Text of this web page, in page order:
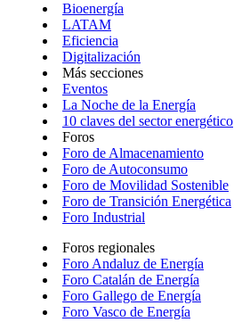
Bioenergía
LATAM
Eficiencia
Digitalización
Más secciones
Eventos
La Noche de la Energía
10 claves del sector energético
Foros
Foro de Almacenamiento
Foro de Autoconsumo
Foro de Movilidad Sostenible
Foro de Transición Energética
Foro Industrial
Foros regionales
Foro Andaluz de Energía
Foro Catalán de Energía
Foro Gallego de Energía
Foro Vasco de Energía